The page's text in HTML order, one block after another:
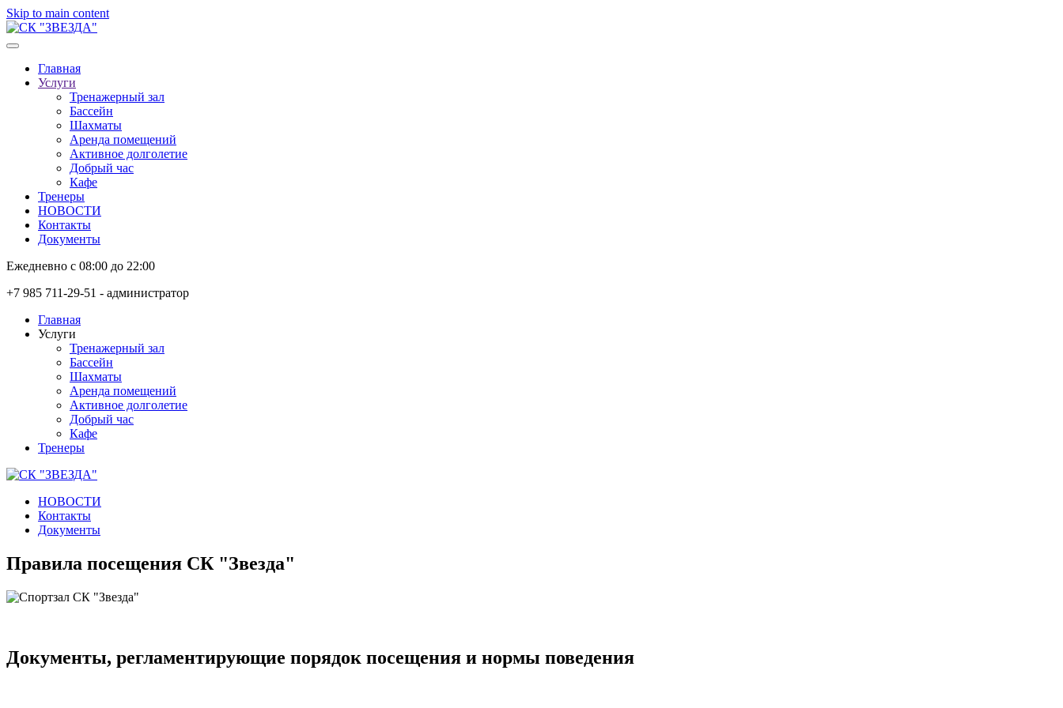
Skip to main content
Главная
Услуги
Тренажерный зал
Бассейн
Шахматы
Аренда помещений
Активное долголетие
Добрый час
Кафе
Тренеры
НОВОСТИ
Контакты
Документы
Ежедневно с 08:00 до 22:00
+7 985 711-29-51 - администратор
Главная
Услуги
Тренажерный зал
Бассейн
Шахматы
Аренда помещений
Активное долголетие
Добрый час
Кафе
Тренеры
НОВОСТИ
Контакты
Документы
Правила посещения СК "Звезда"
Документы, регламентирующие порядок посещения и нормы поведения